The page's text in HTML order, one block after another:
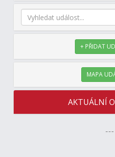
+ PŘIDAT
MAPA
AKTUÁLNÍ
---